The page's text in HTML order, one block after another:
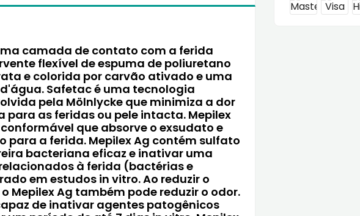
camada de contato com a ferida
flexível de espuma de poliuretano
e colorida por carvão ativado e uma
Safetac é uma tecnologia
pela Mölnlycke que minimiza a dor
para as feridas ou pele intacta. Mepilex
que absorve o exsudato e
a ferida. Mepilex Ag contém sulfato
bacteriana eficaz e inativar uma
à ferida (bactérias e
em estudos in vitro. Ao reduzir o
Mepilex Ag também pode reduzir o odor.
de inativar agentes patogênicos